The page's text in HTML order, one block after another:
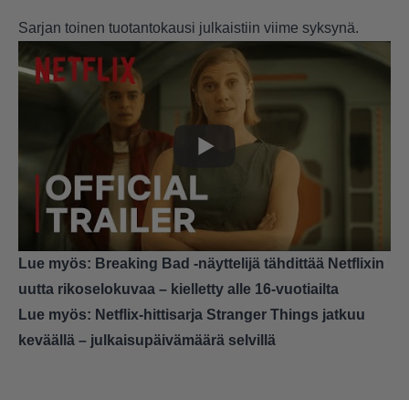
Sarjan toinen tuotantokausi julkaistiin viime syksynä.
Lue myös: Breaking Bad -näyttelijä tähdittää Netflixin
uutta rikoselokuvaa – kielletty alle 16-vuotiailta
Lue myös: Netflix-hittisarja Stranger Things jatkuu
keväällä – julkaisupäivämäärä selvillä